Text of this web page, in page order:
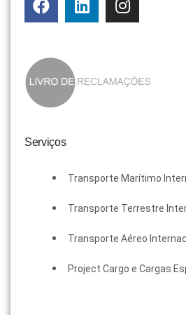
Serviços
Transporte Marítimo
Transporte Terrestre
Transporte Aéreo
Project Cargo e Cargas